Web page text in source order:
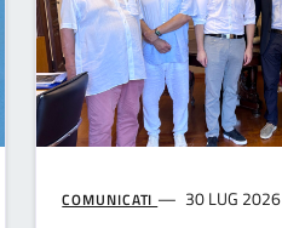
COMUNICATI 30 LUG 2026